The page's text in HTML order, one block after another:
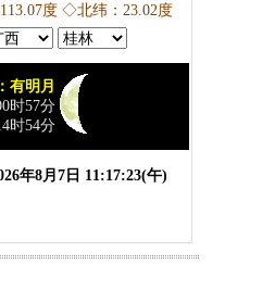
度 ◇北纬：23.02度
有明月
时57分
时54分
年8月7日 11:17:23(午)